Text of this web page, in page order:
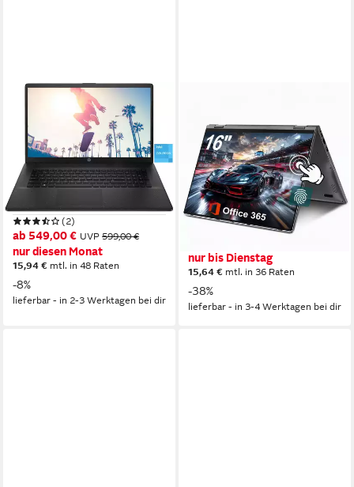
17-cn0116ng 17,3" FHD Intel
Celeron N4500 8GB RAM
512GB SSD Notebook
17,3 Zoll Bildschirmdiagonale
Intel Celeron Prozessor
(2)
ab 549,00 € UVP 599,00 €
nur diesen Monat
15,94 € mtl. in 48 Raten
-8%
lieferbar - in 2-3 Werktagen bei dir
16GB LPDDR5 640GB SSD
Fingerabdrucksensor
Notebook
16 Zoll Bildschirmdiagonale
16 GB Arbeitsspeicher
640 GB Speicherkapazität
nur bis Dienstag
15,64 € mtl. in 36 Raten
-38%
lieferbar - in 3-4 Werktagen bei dir